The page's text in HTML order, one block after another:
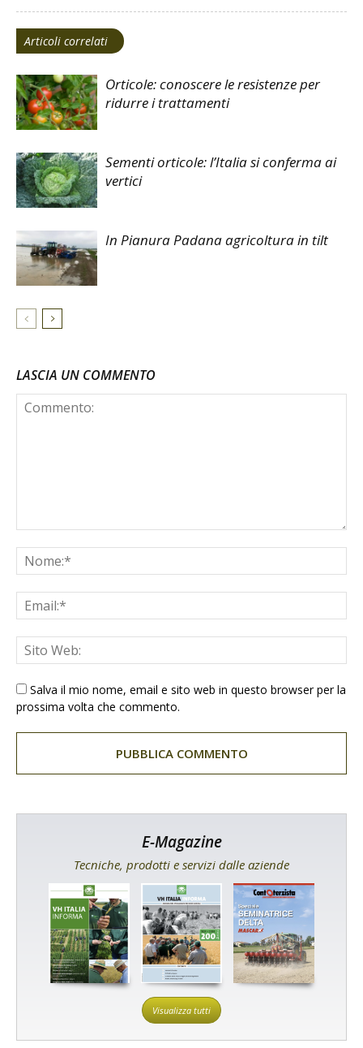
Articoli correlati
Orticole: conoscere le resistenze per
ridurre i trattamenti
Sementi orticole: l’Italia si conferma ai
vertici
In Pianura Padana agricoltura in tilt
LASCIA UN COMMENTO
Salva il mio nome, email e sito web in questo browser per la
prossima volta che commento.
E-Magazine
Tecniche, prodotti e servizi dalle aziende
Visualizza tutti